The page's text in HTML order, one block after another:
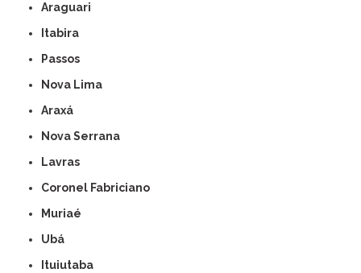
Araguari
Itabira
Passos
Nova Lima
Araxá
Nova Serrana
Lavras
Coronel Fabriciano
Muriaé
Ubá
Ituiutaba